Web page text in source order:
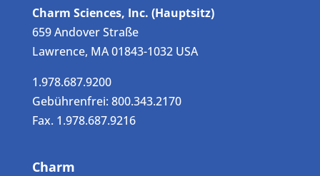
Charm Sciences, Inc. (Hauptsitz)
659 Andover Straße
Lawrence, MA 01843-1032 USA
1.978.687.9200
Gebührenfrei: 800.343.2170
Fax. 1.978.687.9216
Charm